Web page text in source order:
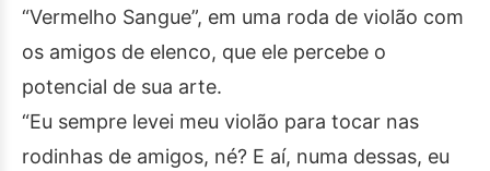
“Vermelho Sangue”, em uma roda de violão com
os amigos de elenco, que ele percebe o
potencial de sua arte.
“Eu sempre levei meu violão para tocar nas
rodinhas de amigos, né? E aí, numa dessas, eu